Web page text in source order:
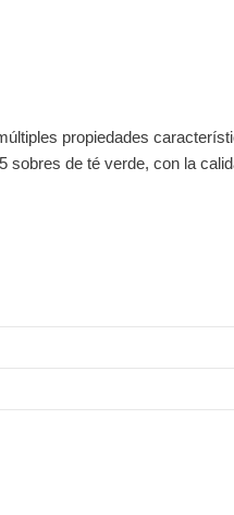
propiedades
de té verde, con la